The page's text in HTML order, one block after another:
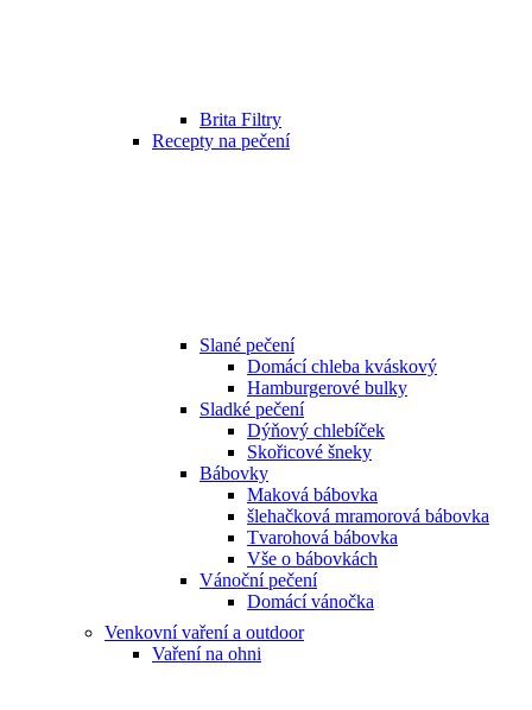
Brita Filtry
Recepty na pečení
Slané pečení
Domácí chleba kváskový
Hamburgerové bulky
Sladké pečení
Dýňový chlebíček
Skořicové šneky
Bábovky
Maková bábovka
šlehačková mramorová bábovka
Tvarohová bábovka
Vše o bábovkách
Vánoční pečení
Domácí vánočka
Venkovní vaření a outdoor
Vaření na ohni